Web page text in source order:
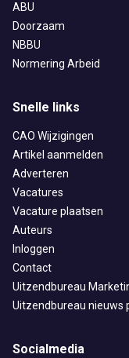
ABU
Doorzaam
NBBU
Normering Arbeid
Snelle links
CAO Wijzigingen
Artikel aanmelden
Adverteren
Vacatures
Vacature plaatsen
Auteurs
Inloggen
Contact
Uitzendbureau
Uitzendbureau nieuws
Socialmedia